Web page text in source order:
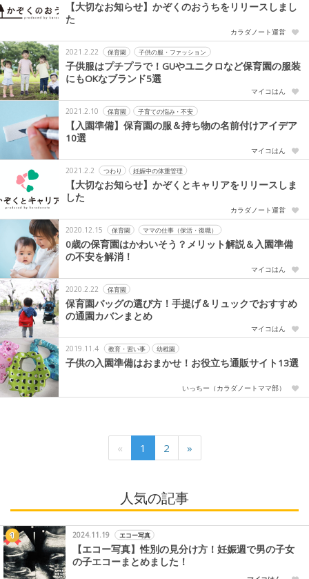
【大切なお知らせ】かぞくのおうちをリリースしまし
た
カラダノート運営
2021.2.22 保育園 子供の服・ファッション
子供服はプチプラで！GUやユニクロなど保育園の服装
にもOKなブランド5選
マイコはん
2021.2.10 保育園 子育ての悩み・不安
【入園準備】保育園の服＆持ち物の名前付けアイデア
10選
マイコはん
2021.2.2 つわり 妊娠中の体重管理
【大切なお知らせ】かぞくとキャリアをリリースしま
した
カラダノート運営
2020.12.15 保育園 ママの仕事（保活・復職）
0歳の保育園はかわいそう？メリット解説＆入園準備
の不安を解消！
マイコはん
2020.2.22 保育園
保育園バッグの選び方！手提げ＆リュックでおすすめ
の通園カバンまとめ
マイコはん
2019.11.4 教育・習い事 幼稚園
子供の入園準備はおまかせ！お役立ち通販サイト13選
いっちー（カラダノートママ部）
« 1 2 »
人気の記事
2024.11.19 エコー写真
【エコー写真】性別の見分け方！妊娠週で男の子女
の子エコーまとめました！